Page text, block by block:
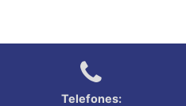
Telefones: